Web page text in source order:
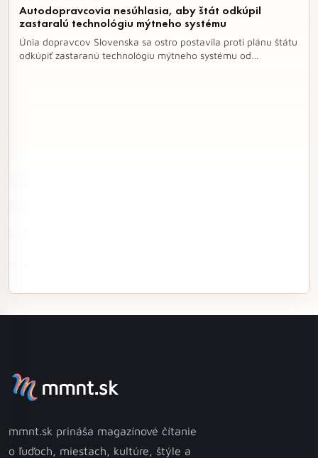
Autodopravcovia nesúhlasia, aby štát odkúpil
zastaralú technológiu mýtneho systému
Únia dopravcov Slovenska sa ostro postavila proti plánu štátu
odkúpiť zastaranú technológiu mýtneho systému od
mmnt.sk
mmnt.sk prináša magazínové čítanie
o ľuďoch, miestach, kultúre, štýle a